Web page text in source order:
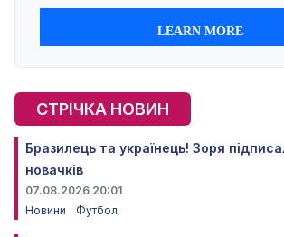
СТРІЧКА НОВИН
Бразилець та українець! Зоря
новачків
07.08.2026 20:01
Новини
Футбол